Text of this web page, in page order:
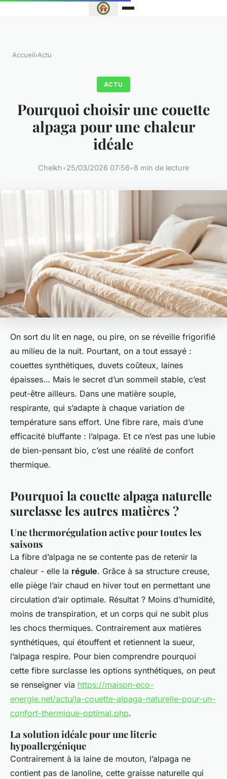
Accueil›Actu
ACTU
Pourquoi choisir une couette
alpaga pour une chaleur
idéale
Cheikh•25/03/2026 07:56•8 min de lecture
On sort du lit en nage, ou pire, on se réveille frigorifié
au milieu de la nuit. Pourtant, on a tout essayé :
couettes synthétiques, duvets coûteux, laines
épaisses… Mais le secret d’un sommeil stable, c’est
peut-être ailleurs. Dans une matière souple,
respirante, qui s’adapte à chaque variation de
température sans effort. Une fibre rare, mais d’une
efficacité bluffante : l’alpaga. Et ce n’est pas une lubie
de bien-pensant bio, c’est une réalité de confort
thermique.
Pourquoi la couette alpaga naturelle
surclasse les autres matières ?
Une thermorégulation active pour toutes les
saisons
La fibre d’alpaga ne se contente pas de retenir la
chaleur - elle la régule. Grâce à sa structure creuse,
elle piège l’air chaud en hiver tout en permettant une
circulation d’air optimale. Résultat ? Moins d’humidité,
moins de transpiration, et un corps qui ne subit plus
les chocs thermiques. Contrairement aux matières
synthétiques, qui étouffent et retiennent la sueur,
l’alpaga respire. Pour bien comprendre pourquoi
cette fibre surclasse les options synthétiques, on peut
se renseigner via https://maison-eco-
energie.net/actu/la-couette-alpaga-naturelle-pour-un-
confort-thermique-optimal.php.
La solution idéale pour une literie
hypoallergénique
Contrairement à la laine de mouton, l’alpaga ne
contient pas de lanoline, cette graisse naturelle qui